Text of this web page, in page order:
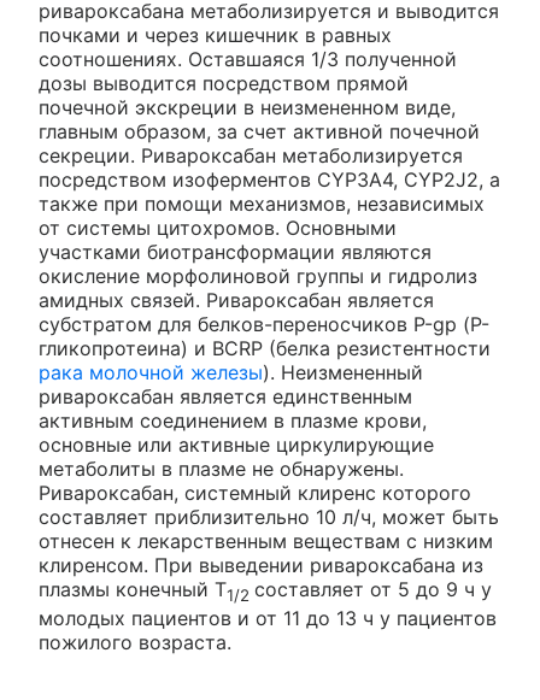
ривароксабана метаболизируется и выводится
почками и через кишечник в равных
соотношениях. Оставшаяся 1/3 полученной
дозы выводится посредством прямой
почечной экскреции в неизмененном виде,
главным образом, за счет активной почечной
секреции. Ривароксабан метаболизируется
посредством изоферментов CYP3A4, CYP2J2, а
также при помощи механизмов, независимых
от системы цитохромов. Основными
участками биотрансформации являются
окисление морфолиновой группы и гидролиз
амидных связей. Ривароксабан является
субстратом для белков-переносчиков Р-gp (Р-
гликопротеина) и BCRP (белка резистентности
рака молочной железы). Неизмененный
ривароксабан является единственным
активным соединением в плазме крови,
основные или активные циркулирующие
метаболиты в плазме не обнаружены.
Ривароксабан, системный клиренс которого
составляет приблизительно 10 л/ч, может быть
отнесен к лекарственным веществам с низким
клиренсом. При выведении ривароксабана из
плазмы конечный T1/2 составляет от 5 до 9 ч у
молодых пациентов и от 11 до 13 ч у пациентов
пожилого возраста.